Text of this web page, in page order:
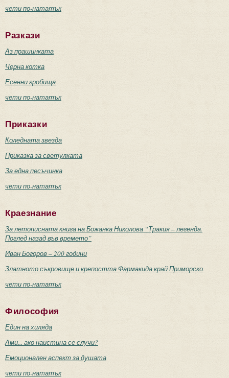
чети по-нататък
Разкази
Аз прашинката
Черна котка
Есенни гробища
чети по-нататък
Приказки
Коледната звезда
Приказка за светулката
За една песъчинка
чети по-нататък
Краезнание
За летописната книга на Божанка Николова “Тракия – легенда.
Поглед назад във времето”
Иван Богоров – 200 години
Златното съкровище и крепостта Фармакида край Приморско
чети по-нататък
Философия
Един на хиляда
Ами... ако наистина се случи?
Емоционален аспект за душата
чети по-нататък